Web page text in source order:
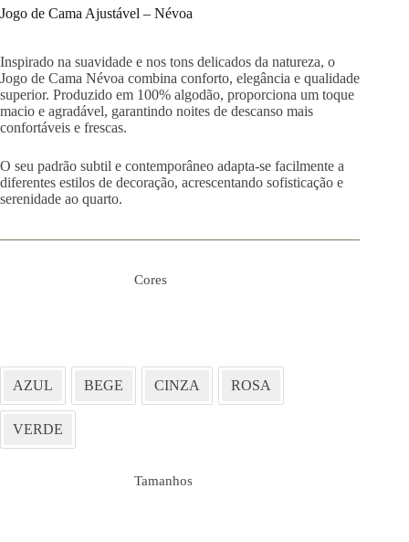
Jogo de Cama Ajustável – Névoa
Inspirado na suavidade e nos tons delicados da natureza, o
Jogo de Cama Névoa combina conforto, elegância e qualidade
superior. Produzido em 100% algodão, proporciona um toque
macio e agradável, garantindo noites de descanso mais
confortáveis e frescas.
O seu padrão subtil e contemporâneo adapta-se facilmente a
diferentes estilos de decoração, acrescentando sofisticação e
serenidade ao quarto.
Cores
AZUL BEGE CINZA ROSA
VERDE
Tamanhos